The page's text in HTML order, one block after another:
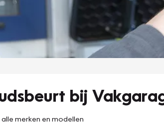
bij
merken en modellen